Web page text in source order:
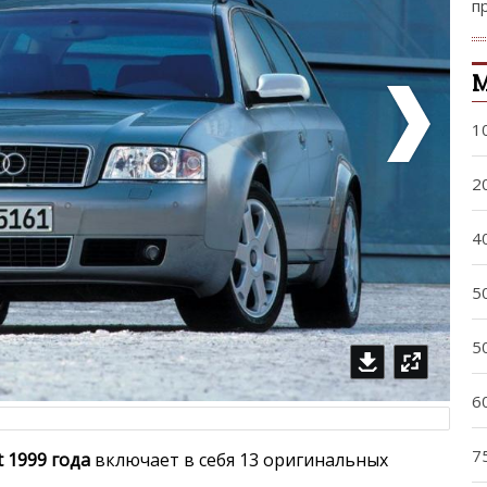
1999 года включает в себя 13 оригинальных